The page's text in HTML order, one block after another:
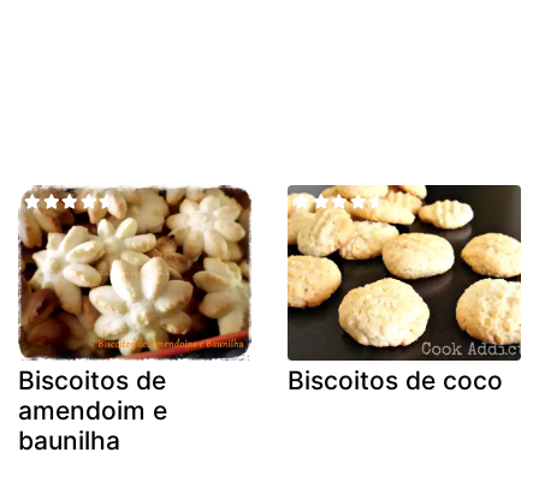
Biscoitos de
amendoim e
baunilha
Biscoitos de coco